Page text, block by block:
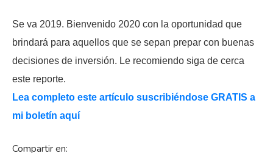
Se va 2019. Bienvenido 2020 con la oportunidad que
brindará para aquellos que se sepan prepar con buenas
decisiones de inversión. Le recomiendo siga de cerca
este reporte.
Lea completo este artículo suscribiéndose GRATIS a
mi boletín aquí